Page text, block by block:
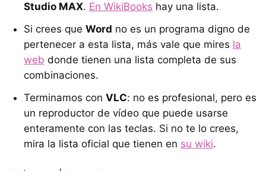
Studio MAX. En WikiBooks hay una lista.
Si crees que Word no es un programa digno de
pertenecer a esta lista, más vale que mires la
web donde tienen una lista completa de sus
combinaciones.
Terminamos con VLC: no es profesional, pero es
un reproductor de vídeo que puede usarse
enteramente con las teclas. Si no te lo crees,
mira la lista oficial que tienen en su wiki.